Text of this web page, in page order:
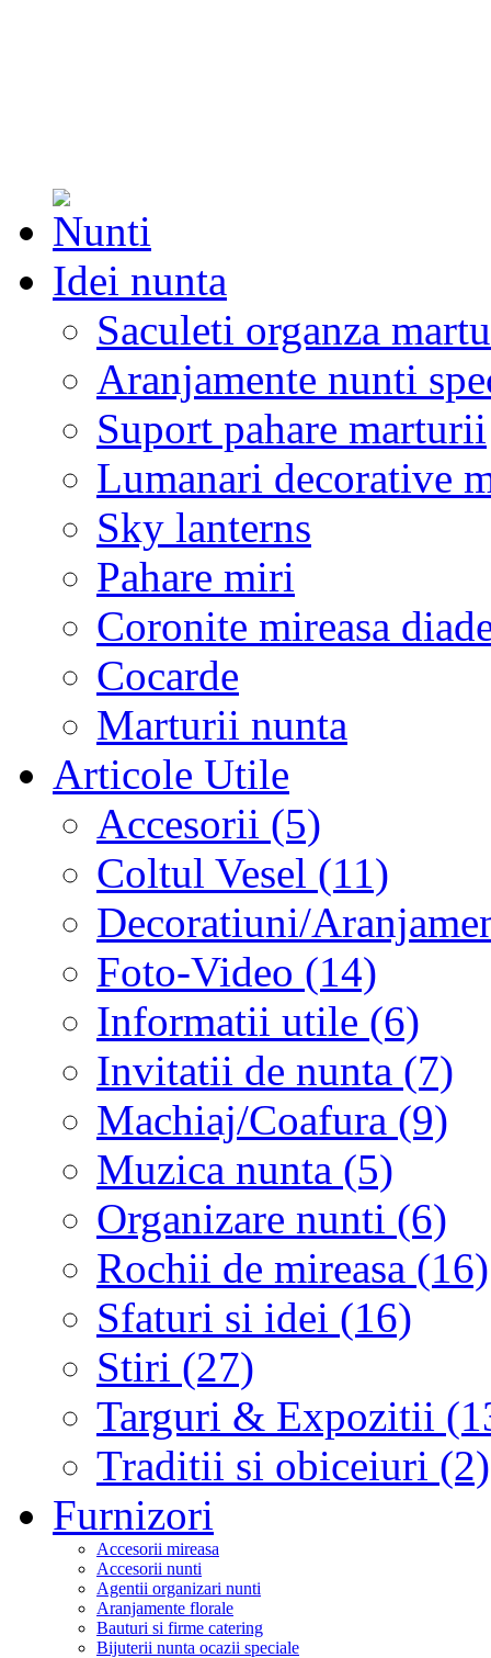
Idei nunta
Saculeti organza
Aranjamente nunti
Suport pahare marturii
Lumanari decorative
Sky lanterns
Pahare miri
Coronite mireasa
Cocarde
Marturii nunta
Articole Utile
Accesorii (5)
Coltul Vesel (11)
Decoratiuni/
Foto-Video (14)
Informatii utile (6)
Invitatii de nunta (7)
Machiaj/Coafura (9)
Muzica nunta (5)
Organizare nunti (6)
Rochii de mireasa (16)
Sfaturi si idei (16)
Stiri (27)
Targuri & Expozitii
Traditii si obiceiuri (2)
Furnizori
Accesorii mireasa
Accesorii nunti
Agentii organizari nunti
Aranjamente florale
Bauturi si firme catering
Bijuterii nunta ocazii speciale